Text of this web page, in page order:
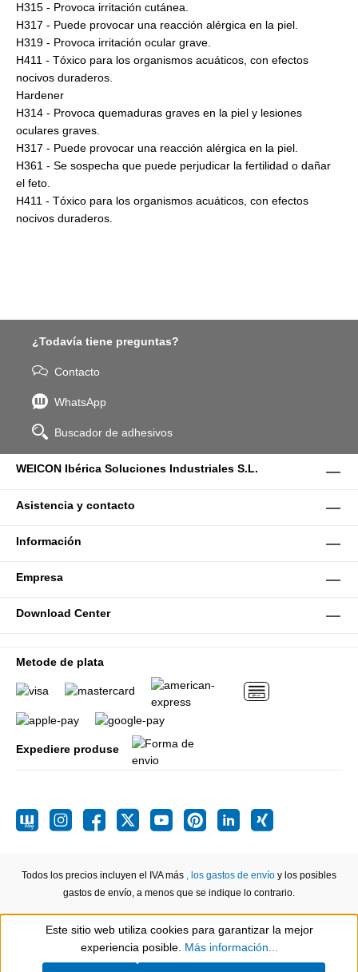
H315 - Provoca irritación cutánea.
H317 - Puede provocar una reacción alérgica en la piel.
H319 - Provoca irritación ocular grave.
H411 - Tóxico para los organismos acuáticos, con efectos
nocivos duraderos.
Hardener
H314 - Provoca quemaduras graves en la piel y lesiones
oculares graves.
H317 - Puede provocar una reacción alérgica en la piel.
H361 - Se sospecha que puede perjudicar la fertilidad o dañar
el feto.
H411 - Tóxico para los organismos acuáticos, con efectos
nocivos duraderos.
¿Todavía tiene preguntas?
Contacto
WhatsApp
Buscador de adhesivos
WEICON Ibérica Soluciones Industriales S.L.
Asistencia y contacto
Información
Empresa
Download Center
Metode de plata
Expediere produse
Todos los precios incluyen el IVA más , los gastos de envío y los posibles
gastos de envío, a menos que se indique lo contrario.
Show toolbar
Este sitio web utiliza cookies para garantizar la mejor
experiencia posible. Más información...